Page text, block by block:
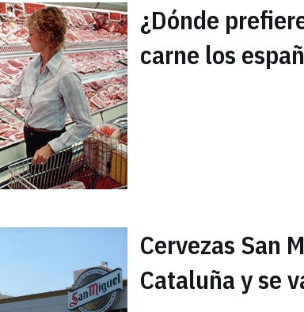
¿Dónde
carne los
Cervezas San
Cataluña y se